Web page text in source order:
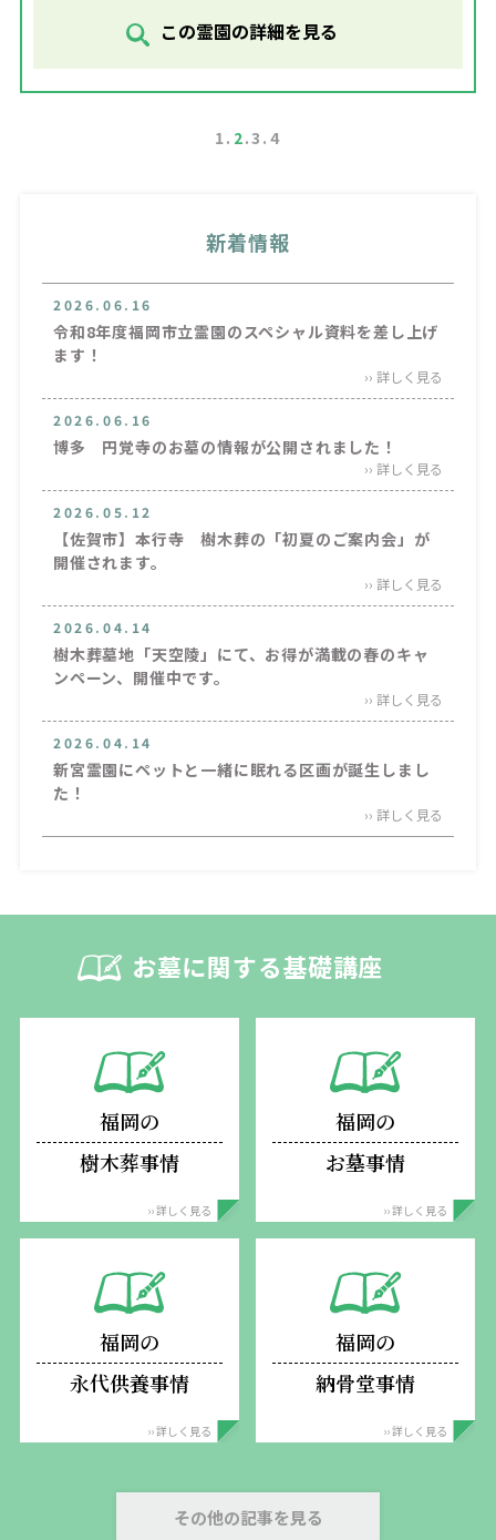
この霊園の詳細を見る
1 2 3 4
新着情報
2026.06.16
令和8年度福岡市立霊園のスペシャル資料を差し上げ
ます！
›› 詳しく見る
2026.06.16
博多 円覚寺のお墓の情報が公開されました！
›› 詳しく見る
2026.05.12
【佐賀市】本行寺 樹木葬の「初夏のご案内会」が
開催されます。
›› 詳しく見る
2026.04.14
樹木葬墓地「天空陵」にて、お得が満載の春のキャ
ンペーン、開催中です。
›› 詳しく見る
2026.04.14
新宮霊園にペットと一緒に眠れる区画が誕生しまし
た！
›› 詳しく見る
お墓に関する基礎講座
福岡の
樹木葬事情
›› 詳しく見る
福岡の
お墓事情
›› 詳しく見る
福岡の
永代供養事情
›› 詳しく見る
福岡の
納骨堂事情
›› 詳しく見る
その他の記事を見る